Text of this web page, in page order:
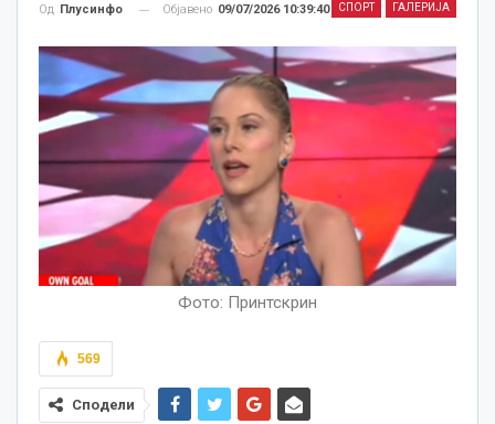
СПОРТ ГАЛЕРИЈА
Од Плусинфо Објавено 09/07/2026 10:39:40
Фото: Принтскрин
569
Сподели